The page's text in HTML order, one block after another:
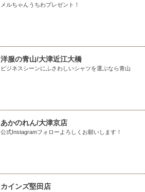
メルちゃんうちわプレゼント！
洋服の青山/大津近江大橋
ビジネスシーンにふさわしいシャツを選ぶなら青山
あかのれん/大津京店
公式Instagramフォローよろしくお願いします！
カインズ堅田店